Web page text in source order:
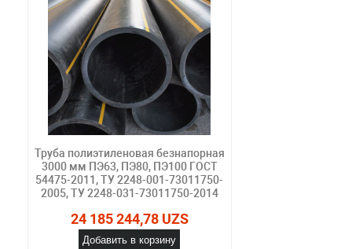
Труба полиэтиленовая безнапорная
3000 мм ПЭ63, ПЭ80, ПЭ100 ГОСТ
54475-2011, ТУ 2248-001-73011750-
2005, ТУ 2248-031-73011750-2014
24 185 244,78 UZS
Добавить в корзину